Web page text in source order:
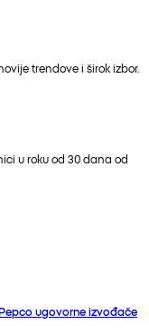
trendove i širok izbor.
u roku od 30 dana od
ugovorne izvođače